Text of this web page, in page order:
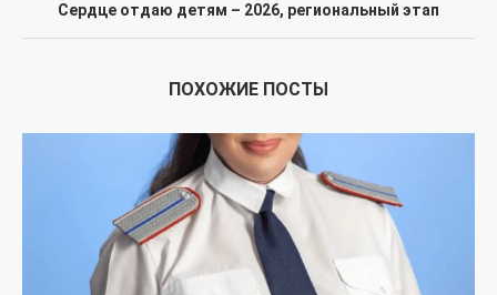
Сердце отдаю детям – 2026, региональный этап
ПОХОЖИЕ ПОСТЫ